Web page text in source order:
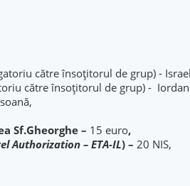
către însoțitorul de grup) -
către însoțitorul de grup) -
Sf.Gheorghe – 15 euro,
Authorization – ETA-IL) – 20 NIS,